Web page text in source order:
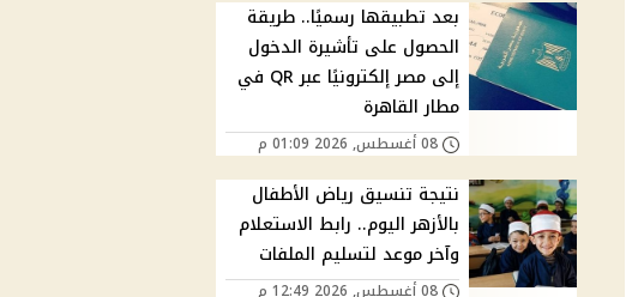
بعد تطبيقها رسميًا.. طريقة
الحصول على تأشيرة الدخول
إلى مصر إلكترونيًا عبر QR في
مطار القاهرة
08 أغسطس, 2026 01:09 م
نتيجة تنسيق رياض الأطفال
بالأزهر اليوم.. رابط الاستعلام
وآخر موعد لتسليم الملفات
08 أغسطس, 2026 12:49 م